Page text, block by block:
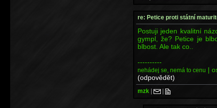
re: Petice proti státní
Postuji jeden kvalitní
gympl, že? Petice je
blbost. Ale tak co..
----------
nehádej se, nemá to cenu |
(odpovědět)
mzk | |